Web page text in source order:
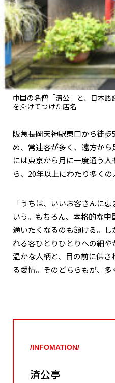
中国の名僧「済公」と、日本語
を掛けてつけた店名
阪急長岡天神駅東口から徒
め、常連客が多く、遠方か
には東京から月に一度通う
ら、20年以上にわたり多くの
「うちは、いいお客さんに
いう。もちろん、本格的な
通いたくなるのも頷ける。
れる客ひとりひとりへの細
温かな人柄と、目の前に供
る愛情。そのどちらもが、多
/INFOMATION/
済公亭